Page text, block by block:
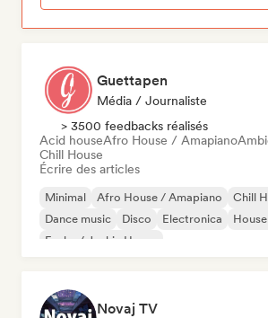
Guettapen
Média / Journaliste
> 3500 feedbacks réalisés
Acid houseAfro House / Amapiano
Chill House
Écrire des articles
Minimal Afro House / Amapiano
Chill
Dance music
Disco Electronica
Funky / Jackin House
Novaj TV